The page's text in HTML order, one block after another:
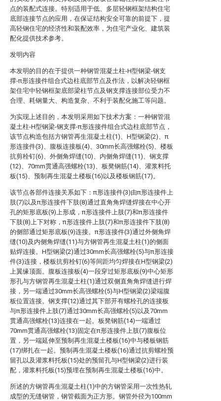
点的装配式连接。特别适用于低、多层轻钢框架结构住宅
底部连接节点的应用，在保证结构安全可靠的前提下，提
高轻钢住宅的经济性和装配效率，为住宅产业化、建筑装
配化提供技术参考。
发明内容
本发明的目的在于提供一种钢管混凝土柱-H型钢梁-钢支
撑-π形连接件组合式边柱底部节点及作法，以解决轻钢框
架住宅中轻钢框架底部梁柱节点及钢支撑连接部位受力不
合理、耗钢量大、构造复杂、不利于装配化施工等问题。
为实现上述目的，本发明采用如下技术方案：一种钢管混
凝土柱-H型钢梁-钢支撑-π形连接件组合式边柱底部节点，
该节点构造包括方钢管再生混凝土柱(1)、H型钢梁(2)、π
形连接件(3)、腹板连接板(4)、30mm长高强螺栓(5)、楼板
抗剪栓钉(6)、外侧角焊缝(10)、内侧角焊缝(11)、钢支撑
(12)、70mm贯通高强螺栓(13)、板凳钢筋(14)、灌浆料托
板(15)、预制再生混凝土楼板(16)以及楼板钢筋(17)。
该节点各部件连接关系如下：π形连接件(3)由π形连接件上
肢(7)以及π形连接件下肢(8)通过直角角焊缝焊接在中心开
孔的矩形底板(9)上形成，π形连接件上肢(7)和π形连接件
下肢(8)上下对称，π形连接件上肢(7)和π形连接件下肢(8)
的侧部通过矩形底板(9)连接。π形连接件(3)通过外侧角焊
缝(10)及内侧角焊缝(11)与方钢管再生混凝土柱(1)的侧面
贴焊连接。H型钢梁(2)通过30mm长高强螺栓(5)与π形连接
件(3)连接，楼板抗剪栓钉(6)等间距均匀焊接在H型钢梁(2)
上翼缘顶面。腹板连接板(4)一段穿过矩形底板(9)中心矩形
形孔与方钢管再生混凝土柱(1)通过双侧直角角焊缝进行焊
接，另一端通过30mm长高强螺栓(5)与H型钢梁(2)梁端腹
板位置连接。钢支撑(12)通过其下部开有螺栓孔的连接板
与π形连接件上肢(7)通过30mm长高强螺栓(5)以及70mm
贯通高强螺栓(13)连接在一起。板凳钢筋(14)一端通过
70mm贯通高强螺栓(13)固定在π形连接件上肢(7)腹板位
置，另一端延伸至预制再生混凝土楼板(16)中与楼板钢筋
(17)绑扎在一起。预制再生混凝土楼板(16)通过抗剪螺栓预
留孔以及灌浆料托板(15)处的预留孔与H型钢梁(2)进行装
配，灌浆料托板(15)预埋在预制再生混凝土楼板(16)中。
所述的方钢管再生混凝土柱(1)中的方钢管采用一次性热轧
成型的无缝钢管，钢管截面为正方形。钢管外径为100mm